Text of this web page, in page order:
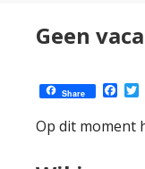
Geen
Share
Op dit moment